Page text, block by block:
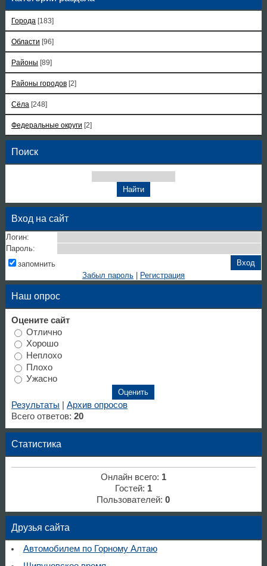
Города [183]
Области [96]
Районы [89]
Районы городов [2]
Сёла [248]
Федеральные округи [2]
Поиск
Вход на сайт
Логин:
Пароль:
запомнить
Забыл пароль| Регистрация
Наш опрос
Оцените сайт
Отлично
Хорошо
Неплохо
Плохо
Ужасно
Результаты
Архив опросов
Всего ответов: 20
Статистика
Онлайн всего: 1
Гостей: 1
Пользователей:0
Друзья сайта
Автомобилем по Горному Алтаю